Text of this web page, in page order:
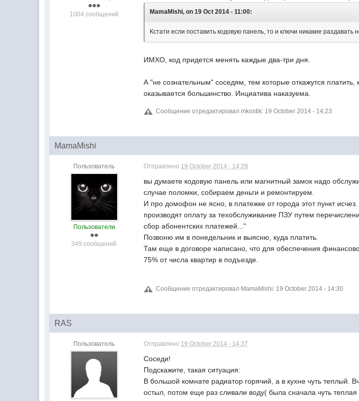
1004 сообщений MamaMishi, on 19 Oct 2014 - 11:00:
Кстати если поставить кодовую панель, то и ключи никакие
ИМХО, код придется менять каждые два-три дня.
А "не сознательным" соседям, тем которые откажутся
оказывается большинство. Инциатива наказуема.
Сообщение отредактировал mkostik: 19 October 2014 - 14:23
MamaMishi
Пользователь
Пользователи
349 сообщений
Отправлено 19 October 2014 - 14:29
вы думаете кодовую панель или магнитный замок надо
случае поломки, собираем деньги и ремонтируем.
И про домофон не ясно, в платежке от города этот пункт
производят оплату за техобслуживание ПЗУ путем
сбор абонентских платежей..."
Позвоню им в понедельник и выясню, куда платить.
Там еще в договоре написано, что для обеспечения
75% от числа квартир в подъезде.
Сообщение отредактировал MamaMishi: 19 October 2014 - 14:30
RAS
Пользователь Отправлено 19 October 2014 - 14:37
Соседи!
Подскажите, такая ситуация:
В большой комнате радиатор горячий, а в кухне чуть теплый.
остыл, потом еще раз сливали воду( была сначала чуть